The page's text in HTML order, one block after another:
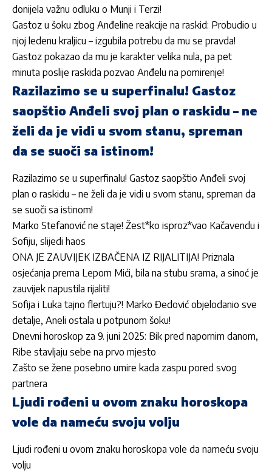
donijela važnu odluku o Munji i Terzi!
Gastoz u šoku zbog Anđeline reakcije na raskid: Probudio u
njoj ledenu kraljicu – izgubila potrebu da mu se pravda!
Gastoz pokazao da mu je karakter velika nula, pa pet
minuta poslije raskida pozvao Anđelu na pomirenje!
Razilazimo se u superfinalu! Gastoz
saopštio Anđeli svoj plan o raskidu – ne
želi da je vidi u svom stanu, spreman
da se suoči sa istinom!
Razilazimo se u superfinalu! Gastoz saopštio Anđeli svoj
plan o raskidu – ne želi da je vidi u svom stanu, spreman da
se suoči sa istinom!
Marko Stefanović ne staje! Žest*ko isproz*vao Kačavendu i
Sofiju, slijedi haos
ONA JE ZAUVIJEK IZBAČENA IZ RIJALITIJA! Priznala
osjećanja prema Lepom Mići, bila na stubu srama, a sinoć je
zauvijek napustila rijaliti!
Sofija i Luka tajno flertuju?! Marko Đedović objelodanio sve
detalje, Aneli ostala u potpunom šoku!
Dnevni horoskop za 9. juni 2025: Bik pred napornim danom,
Ribe stavljaju sebe na prvo mjesto
Zašto se žene posebno umire kada zaspu pored svog
partnera
Ljudi rođeni u ovom znaku horoskopa
vole da nameću svoju volju
Ljudi rođeni u ovom znaku horoskopa vole da nameću svoju
volju